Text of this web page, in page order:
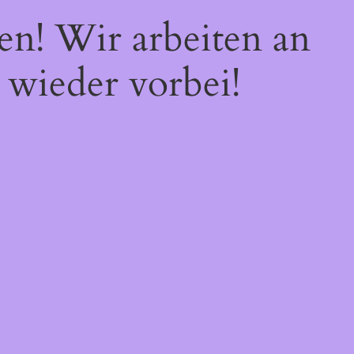
Wir arbeiten an
vorbei!